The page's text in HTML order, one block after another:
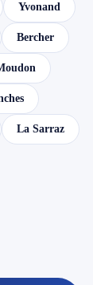
Yvonand
Bercher
La Sarraz